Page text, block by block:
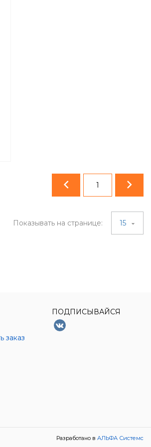
1
Показывать на странице: 15
заказ
ПОДПИСЫВАЙСЯ
Разработано в АЛЬФА Системс